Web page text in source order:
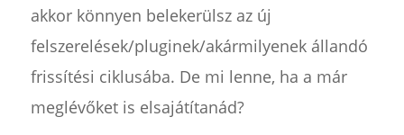
akkor könnyen belekerülsz az új
felszerelések/pluginek/akármilyenek állandó
frissítési ciklusába. De mi lenne, ha a már
meglévőket is elsajátítanád?